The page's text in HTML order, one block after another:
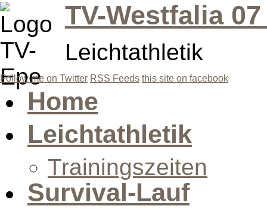
TV-Westfalia
Leichtathletik
Follow me on Twitter RSS Feeds this site on facebook
Home
Leichtathletik
Trainingszeiten
Survival-Lauf